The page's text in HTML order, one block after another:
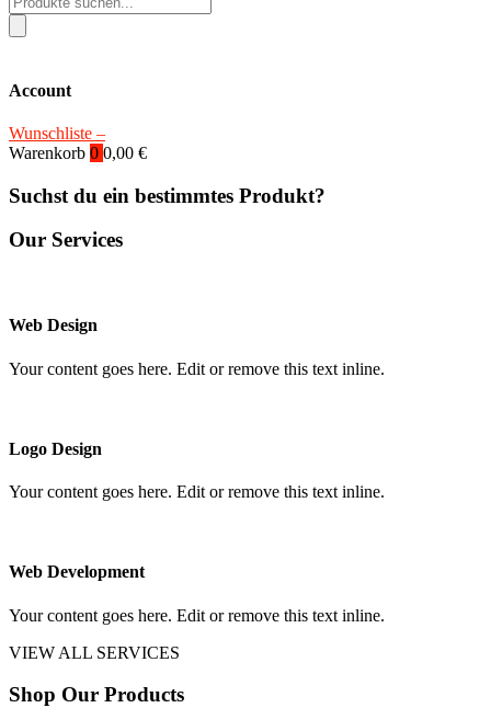
search
Account
Wunschliste –
Warenkorb 0 0,00 €
Suchst du ein bestimmtes Produkt?
Our Services
Web Design
Your content goes here. Edit or remove this text inline.
Logo Design
Your content goes here. Edit or remove this text inline.
Web Development
Your content goes here. Edit or remove this text inline.
VIEW ALL SERVICES
Shop Our Products